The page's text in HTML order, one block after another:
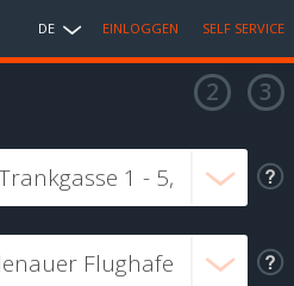
DE EINLOGGEN SELF SERVICE